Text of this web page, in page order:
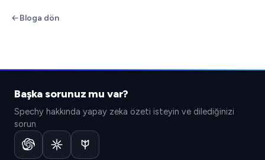
Bloga dön
Başka sorunuz mu var?
Spechy hakkında yapay zeka özeti isteyin ve dilediğinizi
sorun